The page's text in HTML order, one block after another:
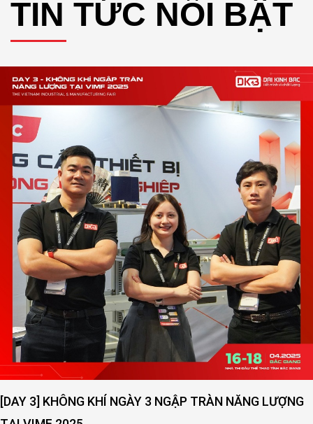
TIN TỨC NỔI BẬT
[DAY 3] KHÔNG KHÍ NGÀY 3 NGẬP TRÀN NĂNG LƯỢNG